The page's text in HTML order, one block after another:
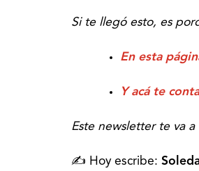
Si te llegó esto, es
En esta
Y acá te
Este newsletter te va
✍️ Hoy escribe: